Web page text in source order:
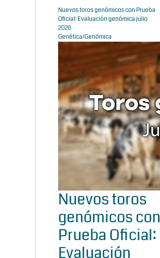
Nuevos toros genómicos con Prueba
Oficial: Evaluación genómica julio
2026
Genética/Genómica
Nuevos toros
genómicos con
Prueba Oficial:
Evaluación